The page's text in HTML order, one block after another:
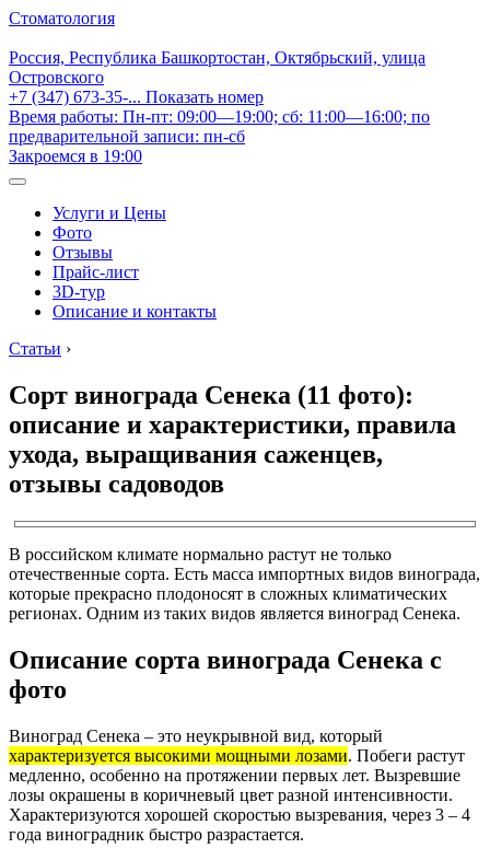
Стоматология
Россия, Республика Башкортостан, Октябрьский, улица
Островского
+7 (347) 673-35-... Показать номер
Время работы: Пн-пт: 09:00—19:00; сб: 11:00—16:00; по
предварительной записи: пн-сб
Закроемся в 19:00
Услуги и Цены
Фото
Отзывы
Прайс-лист
3D-тур
Описание и контакты
Статьи ›
Сорт винограда Сенека (11 фото):
описание и характеристики, правила
ухода, выращивания саженцев,
отзывы садоводов
В российском климате нормально растут не только
отечественные сорта. Есть масса импортных видов винограда,
которые прекрасно плодоносят в сложных климатических
регионах. Одним из таких видов является виноград Сенека.
Описание сорта винограда Сенека с
фото
Виноград Сенека – это неукрывной вид, который
характеризуется высокими мощными лозами. Побеги растут
медленно, особенно на протяжении первых лет. Вызревшие
лозы окрашены в коричневый цвет разной интенсивности.
Характеризуются хорошей скоростью вызревания, через 3 – 4
года виноградник быстро разрастается.